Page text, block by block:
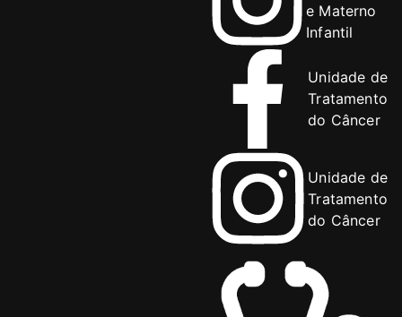
e Materno
Infantil
Unidade de
Tratamento
do Câncer
Unidade de
Tratamento
do Câncer